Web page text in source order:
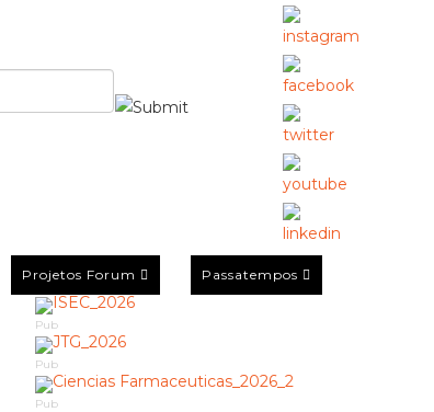
Projetos Forum Passatempos
Pub
Pub
Pub